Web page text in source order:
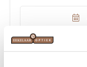
Productnummer:
133341